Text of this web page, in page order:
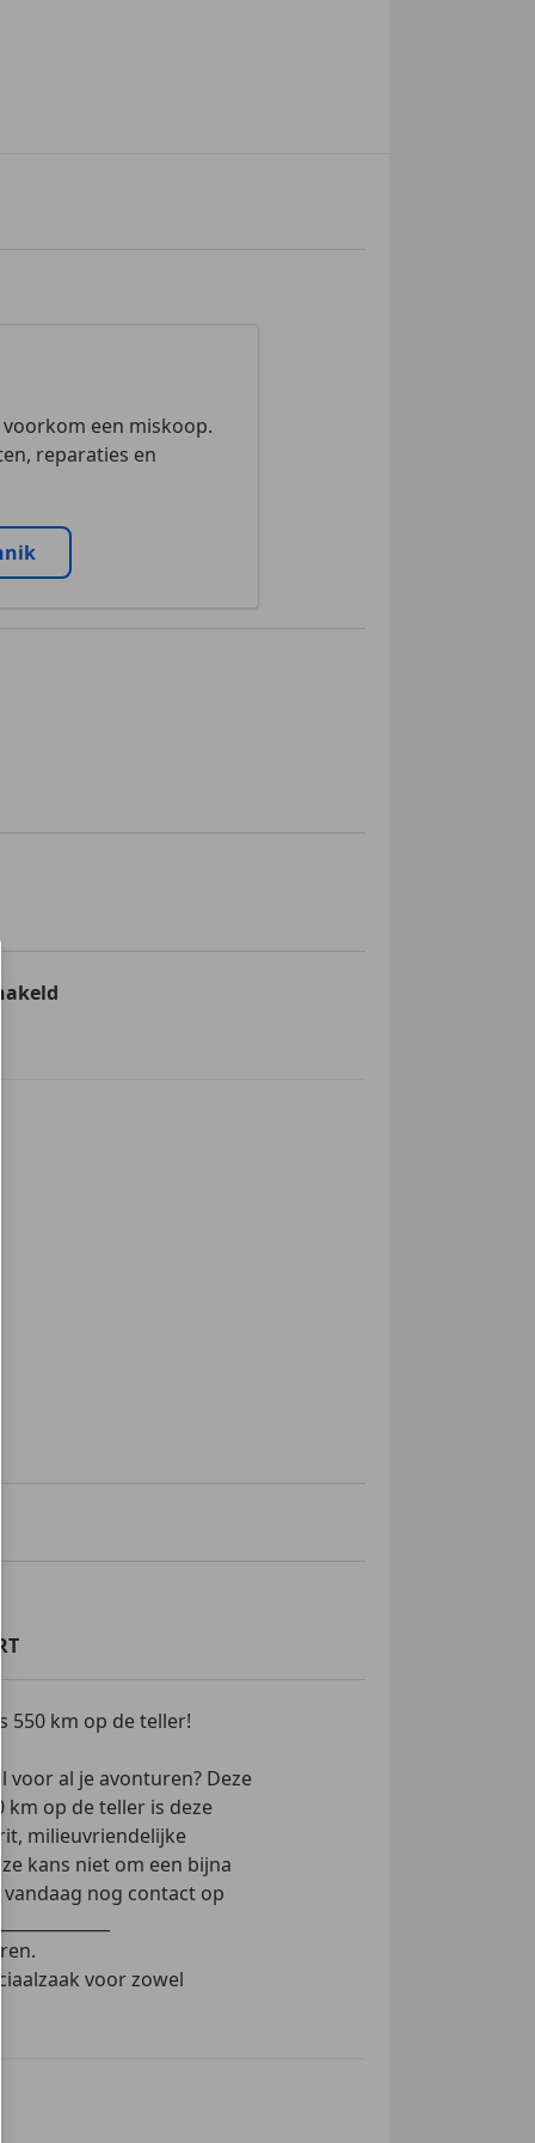
een miskoop.
reparaties en
550 km op de teller!
voor al je avonturen? Deze
km op de teller is deze
milieuvriendelijke
kans niet om een bijna
vandaag nog contact op
voor zowel
wij ruilen alle
uw motor en zorgen